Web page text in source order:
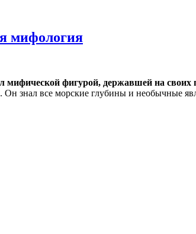
мифология
мифической фигурой, державшей на своих
знал все морские глубины и необычные